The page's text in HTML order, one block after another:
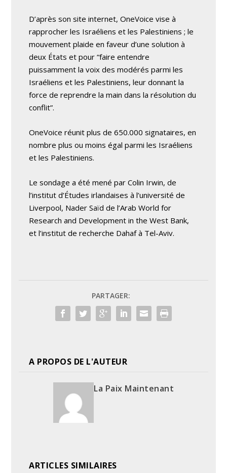
D’après son site internet, OneVoice vise à
rapprocher les Israéliens et les Palestiniens ; le
mouvement plaide en faveur d’une solution à
deux États et pour “faire entendre
puissamment la voix des modérés parmi les
Israéliens et les Palestiniens, leur donnant la
force de reprendre la main dans la résolution du
conflit”.
OneVoice réunit plus de 650.000 signataires, en
nombre plus ou moins égal parmi les Israéliens
et les Palestiniens.
Le sondage a été mené par Colin Irwin, de
l’institut d’Études irlandaises à l’université de
Liverpool, Nader Saïd de l’Arab World for
Research and Development in the West Bank,
et l’institut de recherche Dahaf à Tel-Aviv.
PARTAGER:
A PROPOS DE L'AUTEUR
La Paix Maintenant
ARTICLES SIMILAIRES